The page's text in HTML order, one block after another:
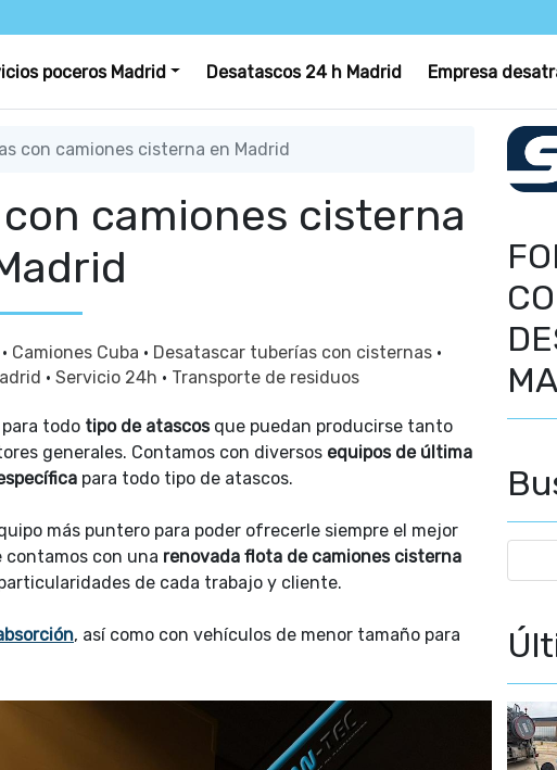
poceros Madrid Desatascos 24 h Madrid Empresa
con camiones cisterna en Madrid
camiones cisterna
· Camiones Cuba · Desatascar tuberías con cisternas ·
· Servicio 24h · Transporte de residuos
para todo tipo de atascosque puedan producirse tanto
generales. Contamos con diversos equipos de última
para todo tipo de atascos.
más puntero para poder ofrecerle siempre el mejor
contamos con una renovada flota de camiones cisterna
de cada trabajo y cliente.
, así como con vehículos de menor tamaño para